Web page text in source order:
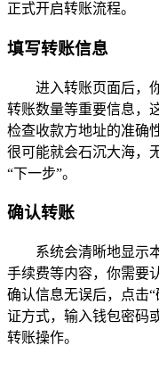
正式开启转账流程。
填写转账信息
进入转账页面后，
转账数量等重要信息，
检查收款方地址的准确
很可能就会石沉大海，
“下一步”。
确认转账
系统会清晰地显示
手续费等内容，你需要
确认信息无误后，点击
证方式，输入钱包密码
转账操作。